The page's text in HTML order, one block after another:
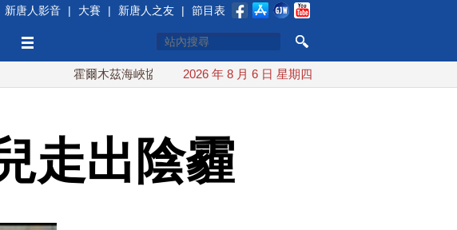
新唐人影音 | 大賽 | 新唐人之友 | 節目表
霍爾木茲海峽協議將達成？伊朗傳不收通行費 配合漢光 總統賴清德親登雲
2026 年 8 月 6 日 星期四
走出陰霾